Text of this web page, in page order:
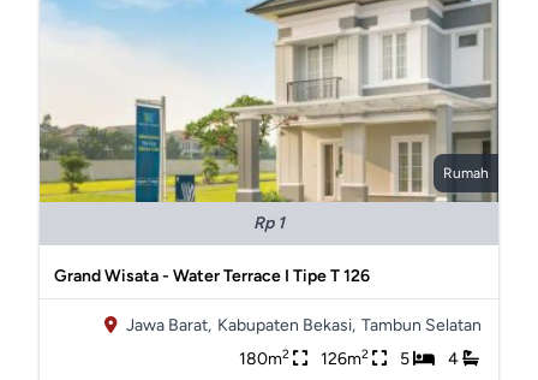
Rumah
Rp 1
Grand Wisata - Water Terrace I Tipe T 126
Jawa Barat, Kabupaten Bekasi, Tambun Selatan
180m2 126m2 5 4